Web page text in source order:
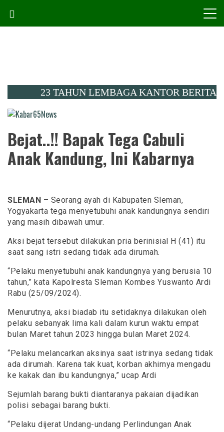
content
23 TAHUN LEMBAGA KANTOR BERITA
Kabar65News
Bejat..!! Bapak Tega Cabuli
Anak Kandung, Ini Kabarnya
SLEMAN – Seorang ayah di Kabupaten Sleman,
Yogyakarta tega menyetubuhi anak kandungnya sendiri
yang masih dibawah umur.
Aksi bejat tersebut dilakukan pria berinisial H (41) itu
saat sang istri sedang tidak ada dirumah.
“Pelaku menyetubuhi anak kandungnya yang berusia 10
tahun,” kata Kapolresta Sleman Kombes Yuswanto Ardi
Rabu (25/09/2024).
Menurutnya, aksi biadab itu setidaknya dilakukan oleh
pelaku sebanyak lima kali dalam kurun waktu empat
bulan Maret tahun 2023 hingga bulan Maret 2024.
“Pelaku melancarkan aksinya saat istrinya sedang tidak
ada dirumah. Karena tak kuat, korban akhirnya mengadu
ke kakak dan ibu kandungnya,” ucap Ardi
Sejumlah barang bukti diantaranya pakaian dijadikan
polisi sebagai barang bukti.
“Pelaku dijerat Undang-undang Perlindungan Anak